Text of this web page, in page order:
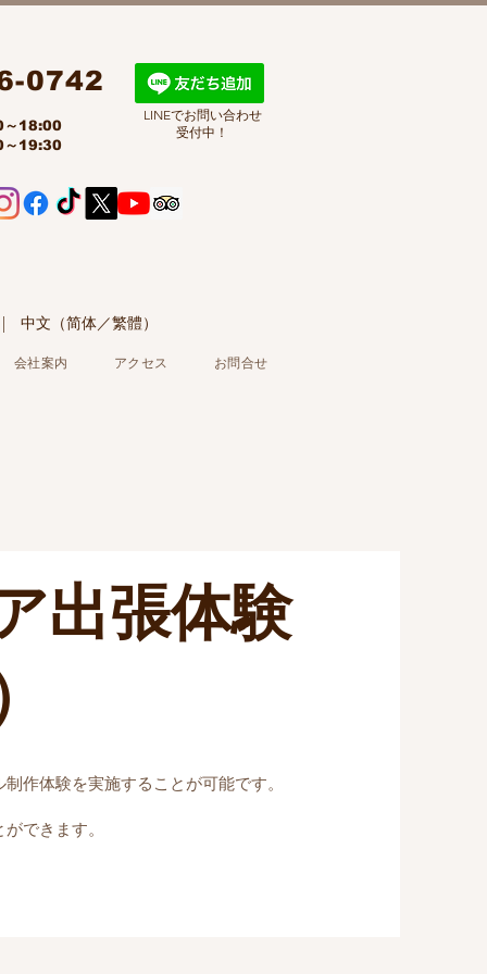
0742
18:00
～19:30
LINEでお問い合わせ
受付中！
文（简体／繁體）
会社案内 アクセス お問合せ
出張体験
作体験を実施することが可能です。
できます。